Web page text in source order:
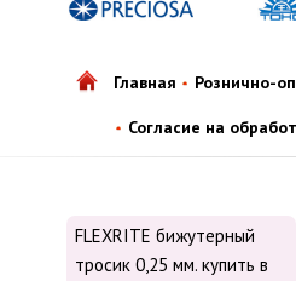
Главная Рознично-
Согласие на
FLEXRITE бижутерный
тросик 0,25 мм. купить в